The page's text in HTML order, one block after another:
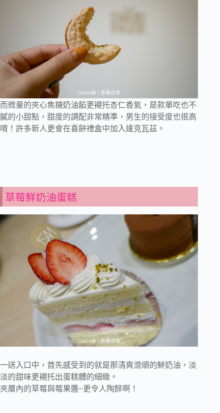
而微量的夾心焦糖奶油餡更襯托杏仁香氣，是款單吃也不
膩的小甜點，甜度的調配非常精準，男生的接受度也很高
唷！許多新人更會在喜餅禮盒中加入達克瓦茲。
草莓鮮奶油蛋糕
一送入口中，首先感受到的就是那清爽滑順的鮮奶油，淡
淡的甜味更襯托出蛋糕體的細緻。
夾層內的草莓與莓果醬~更令人陶醉啊！